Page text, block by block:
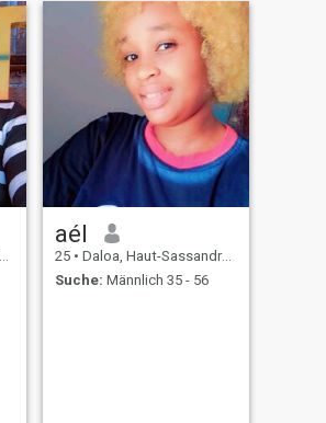
aél
25 • Daloa, Haut-Sassandra, Côte d'Ivoire
Suche: Männlich 35 - 56